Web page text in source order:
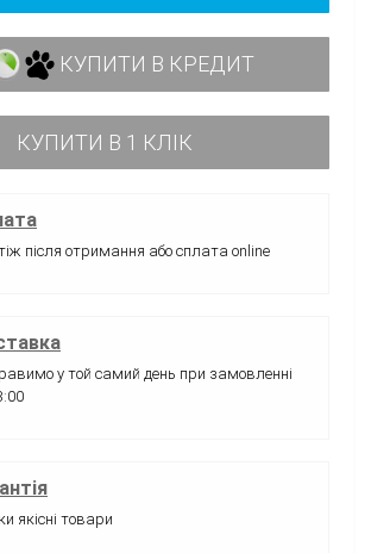
КУПИТИ В КРЕДИТ
КУПИТИ В 1 КЛІК
після отримання або сплата online
у той самий день при замовленні
якісні товари